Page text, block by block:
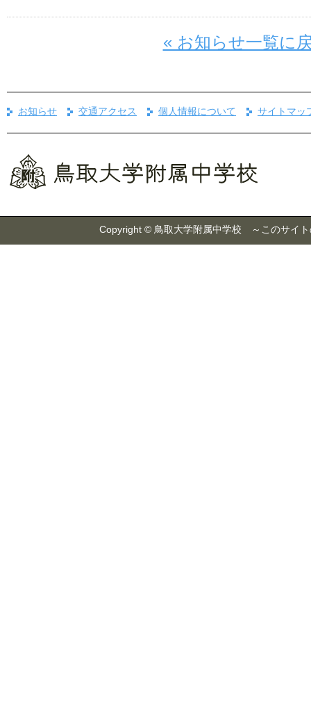
« お知らせ一覧に
お知らせ 交通アクセス 個人情報について サイトマッ
Copyright © 鳥取大学附属中学校 ～このサイト